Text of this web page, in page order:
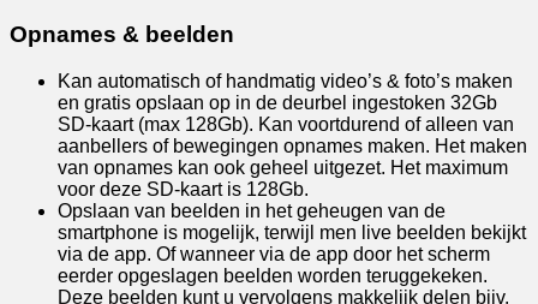
Opnames & beelden
Kan automatisch of handmatig video’s & foto’s maken
en gratis opslaan op in de deurbel ingestoken 32Gb
SD-kaart (max 128Gb). Kan voortdurend of alleen van
aanbellers of bewegingen opnames maken. Het maken
van opnames kan ook geheel uitgezet. Het maximum
voor deze SD-kaart is 128Gb.
Opslaan van beelden in het geheugen van de
smartphone is mogelijk, terwijl men live beelden bekijkt
via de app. Of wanneer via de app door het scherm
eerder opgeslagen beelden worden teruggekeken.
Deze beelden kunt u vervolgens makkelijk delen bijv.